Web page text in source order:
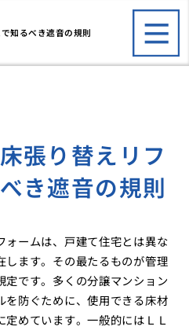
知るべき遮音の規則
張り替えリフ
き遮音の規則
ォームは、戸建て住宅とは異な
します。その最たるものが管理
です。多くの分譲マンション
を防ぐために、使用できる床材
めています。一般的にはＬＬ